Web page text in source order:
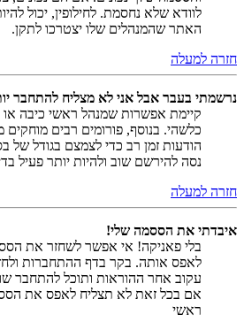
לוודא שלא נחסמת. לחילופין, יכול
האתר שהמנהלים שלו יצטרכו לתקן.
חזרה למעלה
נרשמתי בעבר אבל אני לא מצליח להתחבר
קיימת אפשרות שמנהל ראשי כיבה
כלשהי. בנוסף, פורומים רבים
הודעות זמן רב כדי לצמצם בגודל של
נסה להירשם שוב ולהיות יותר פעיל
חזרה למעלה
איבדתי את הססמה שלי!
בלי פאניקה! אי אפשר לשחזר את
לאפס אותה. בקר בדף ההתחברות
עקוב אחר ההוראות ותוכל להתחבר
אם בכל זאת לא תצליח לאפס את
ראשי